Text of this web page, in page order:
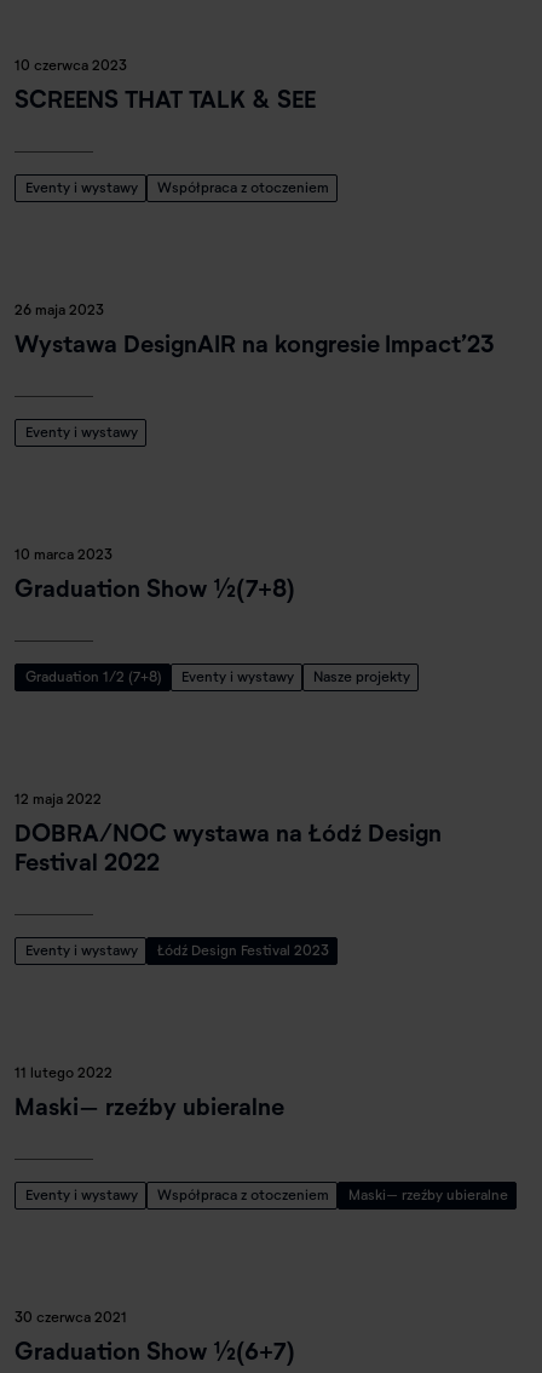
10 czerwca 2023
SCREENS THAT TALK & SEE
Eventy i wystawy Współpraca z otoczeniem
26 maja 2023
Wystawa DesignAIR na kongresie Impact’23
Eventy i wystawy
10 marca 2023
Graduation Show ½(7+8)
Graduation 1/2 (7+8) Eventy i wystawy Nasze projekty
12 maja 2022
DOBRA/NOC wystawa na Łódź Design
Festival 2022
Eventy i wystawy Łódź Design Festival 2023
11 lutego 2022
Maski– rzeźby ubieralne
Eventy i wystawy Współpraca z otoczeniem Maski– rzeźby ubieralne
30 czerwca 2021
Graduation Show ½(6+7)